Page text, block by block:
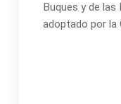
Buques y de
adoptado por la